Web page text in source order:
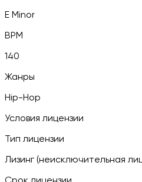
E Minor
BPM
140
Жанры
Hip-Hop
Условия лицензии
Тип лицензии
Лизинг (неисключительная